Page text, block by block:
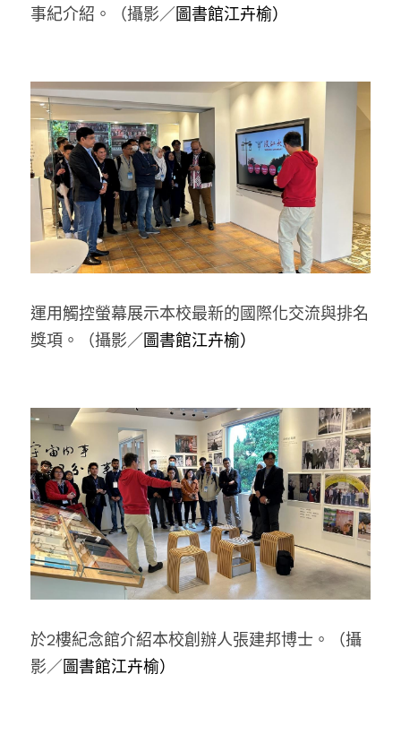
事紀介紹 。 （攝影／圖書館江卉榆）
運用觸控螢幕展示本校最新的國際化交流與排名
獎項。（攝影／圖書館江卉榆）
於2樓紀念館介紹本校創辦人張建邦博士。
（攝
影／圖書館江卉榆）